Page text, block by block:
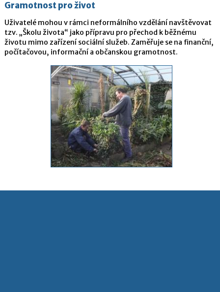
Gramotnost pro život
Uživatelé mohou v rámci neformálního vzdělání navštěvovat
tzv. „Školu života“ jako přípravu pro přechod k běžnému
životu mimo zařízení sociální služeb. Zaměřuje se na finanční,
počítačovou, informační a občanskou gramotnost.